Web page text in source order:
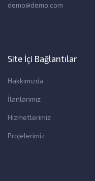
demo@demo.com
Site İçi Bağlantılar
Hakkımızda
İlanlarımız
Hizmetlerimiz
Projelerimiz